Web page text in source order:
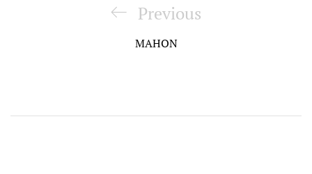
Previous
Post
Previous
MAHON